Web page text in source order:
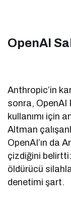
OpenAI
Anthropic’in
sonra, OpenAI
kullanımı için
Altman
OpenAI’ın da
çizdiğini
öldürücü
denetimi şart.